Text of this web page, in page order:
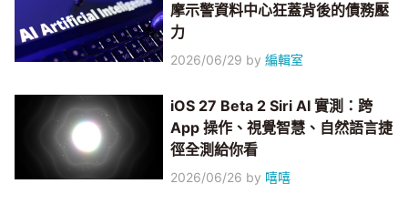
摩示警資料中心狂蓋背後的債務壓
力
2026/06/29 by編輯室
iOS 27 Beta 2 Siri AI 實測：跨
App 操作、視覺智慧、自然語言捷
徑全測給你看
2026/06/26 by 嘻嘻